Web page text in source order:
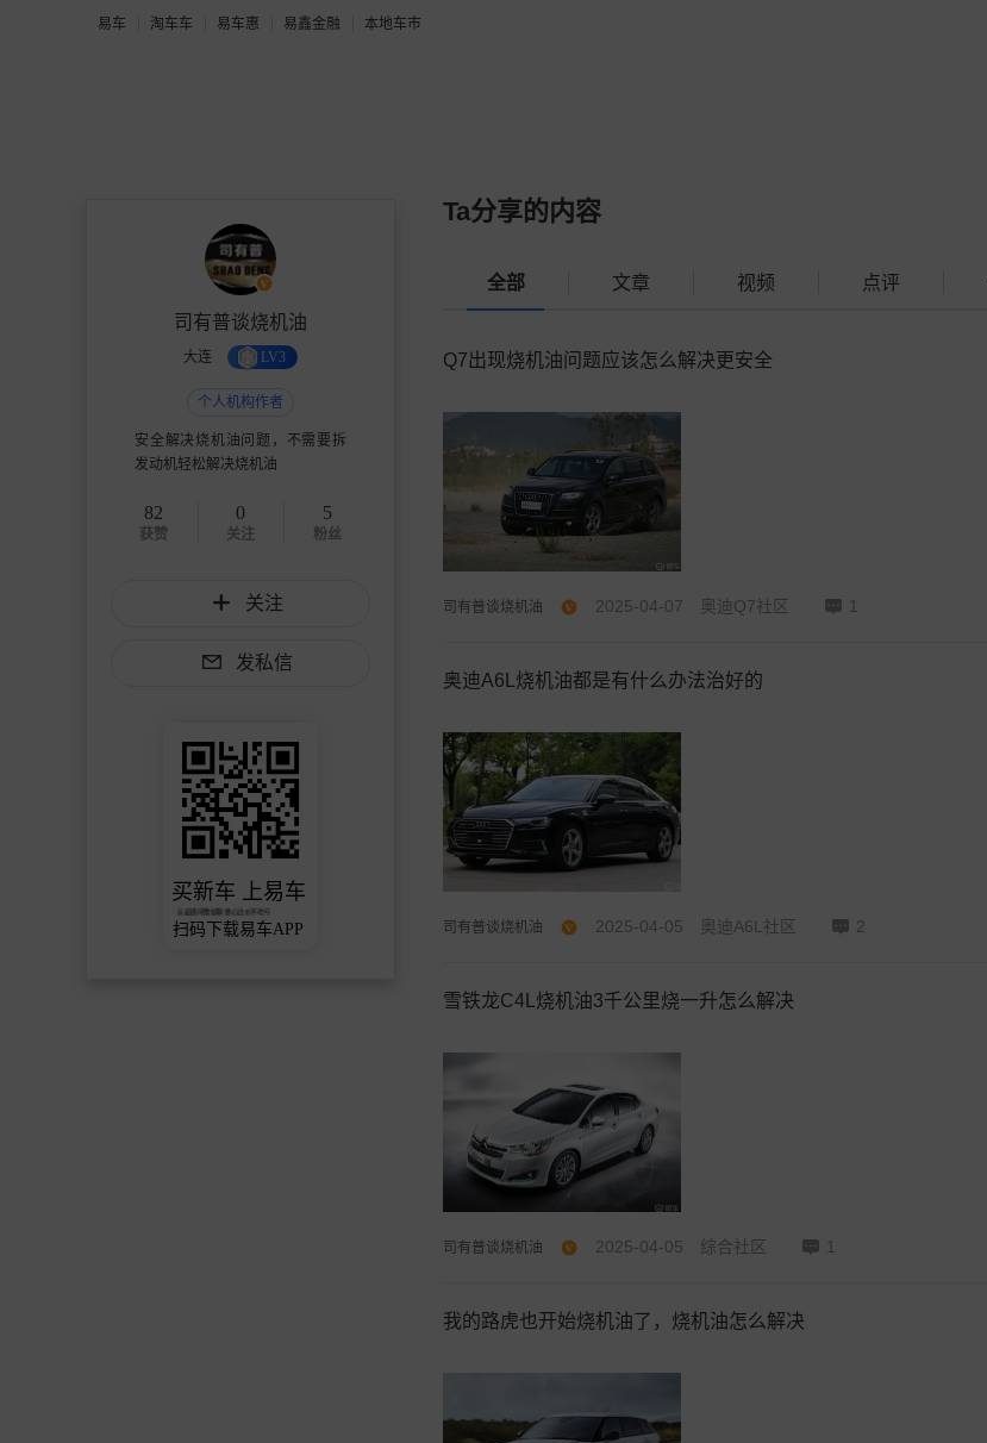
易车 淘车车 易车惠 易鑫金融 本地车市
司有普谈烧机油
大连 LV3
个人机构作者
安全解决烧机油问题，不需要拆
发动机轻松解决烧机油
82
获赞
0
关注
5
粉丝
关注
发私信
买新车 上易车
认证顾问微信聊 放心比价不吃亏
扫码下载易车APP
Ta分享的内容
全部 文章 视频 点评
Q7出现烧机油问题应该怎么解决更安全
司有普谈烧机油 2025-04-07 奥迪Q7社区 1
奥迪A6L烧机油都是有什么办法治好的
司有普谈烧机油 2025-04-05 奥迪A6L社区 2
雪铁龙C4L烧机油3千公里烧一升怎么解决
司有普谈烧机油 2025-04-05 综合社区 1
我的路虎也开始烧机油了，烧机油怎么解决